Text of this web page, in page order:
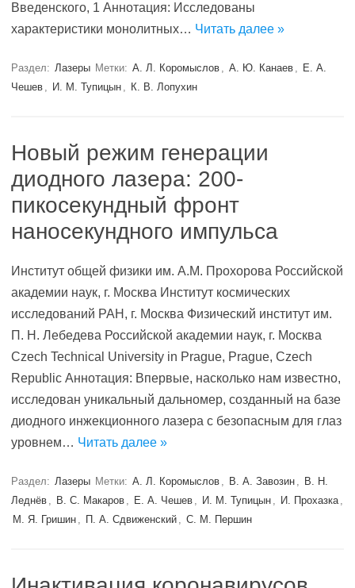
Введенского, 1 Аннотация: Исследованы
характеристики монолитных… Читать далее »
Раздел: Лазеры Метки: А. Л. Коромыслов , А. Ю. Канаев , Е. А.
Чешев , И. М. Тупицын , К. В. Лопухин
Новый режим генерации
диодного лазера: 200-
пикосекундный фронт
наносекундного импульса
Институт общей физики им. А.М. Прохорова Российской
академии наук, г. Москва Институт космических
исследований РАН, г. Москва Физический институт им.
П. Н. Лебедева Российской академии наук, г. Москва
Czech Technical University in Prague, Prague, Czech
Republic Аннотация: Впервые, насколько нам известно,
исследован уникальный дальномер, созданный на базе
диодного инжекционного лазера с безопасным для глаз
уровнем… Читать далее »
Раздел: Лазеры Метки: А. Л. Коромыслов , В. А. Завозин , В. Н.
Леднёв , В. С. Макаров , Е. А. Чешев , И. М. Тупицын , И. Прохазка ,
М. Я. Гришин , П. А. Сдвиженский , С. М. Першин